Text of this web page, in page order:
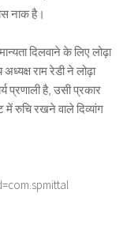
नाक है।
दिलवाने के लिए लोढ़ा
राम रेडी ने लोढ़ा
प्रणाली है, उसी प्रकार
रुचि रखने वाले दिव्यांग